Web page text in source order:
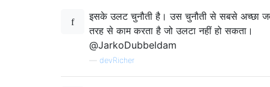
इसके उलट चुनौती है। उस चुनौती से सबसे अच्छा
तरह से काम करता है जो उलटा नहीं हो सकता।
@JarkoDubbeldam
devRicher